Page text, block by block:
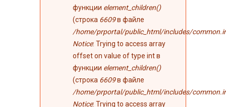
функции element_children()
(строка 6609в файле
/home/prportal/public_html/includes/
Notice: Trying to access array
offset on value of type int в
функции element_children()
(строка 6609в файле
/home/prportal/public_html/includes/
Notice: Trying to access array